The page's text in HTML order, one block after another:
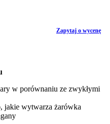
Zapytaj o wycenę
w porównaniu ze zwykłymi
jakie wytwarza żarówka